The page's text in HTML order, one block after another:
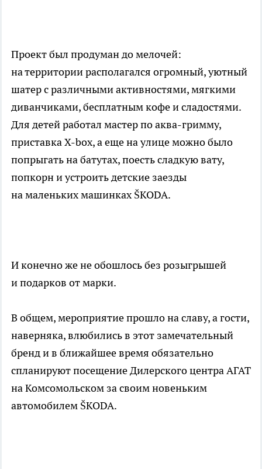
Проект был продуман до мелочей:
на территории располагался огромный, уютный
шатер с различными активностями, мягкими
диванчиками, бесплатным кофе и сладостями.
Для детей работал мастер по аква-гримму,
приставка X-box, а еще на улице можно было
попрыгать на батутах, поесть сладкую вату,
попкорн и устроить детские заезды
на маленьких машинках ŠKODA.
И конечно же не обошлось без розыгрышей
и подарков от марки.
В общем, мероприятие прошло на славу, а гости,
наверняка, влюбились в этот замечательный
бренд и в ближайшее время обязательно
спланируют посещение Дилерского центра АГАТ
на Комсомольском за своим новеньким
автомобилем ŠKODA.